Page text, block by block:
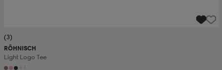
(3)
RÖHNISCH
Light Logo Tee